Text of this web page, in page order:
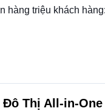
hàng triệu khách hàng:
Thị All-in-